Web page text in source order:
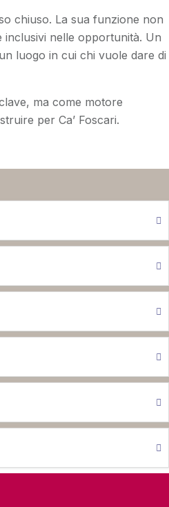
chiuso. La sua funzione non
inclusivi nelle opportunità. Un
luogo in cui chi vuole dare di
ma come motore
per Ca’ Foscari.